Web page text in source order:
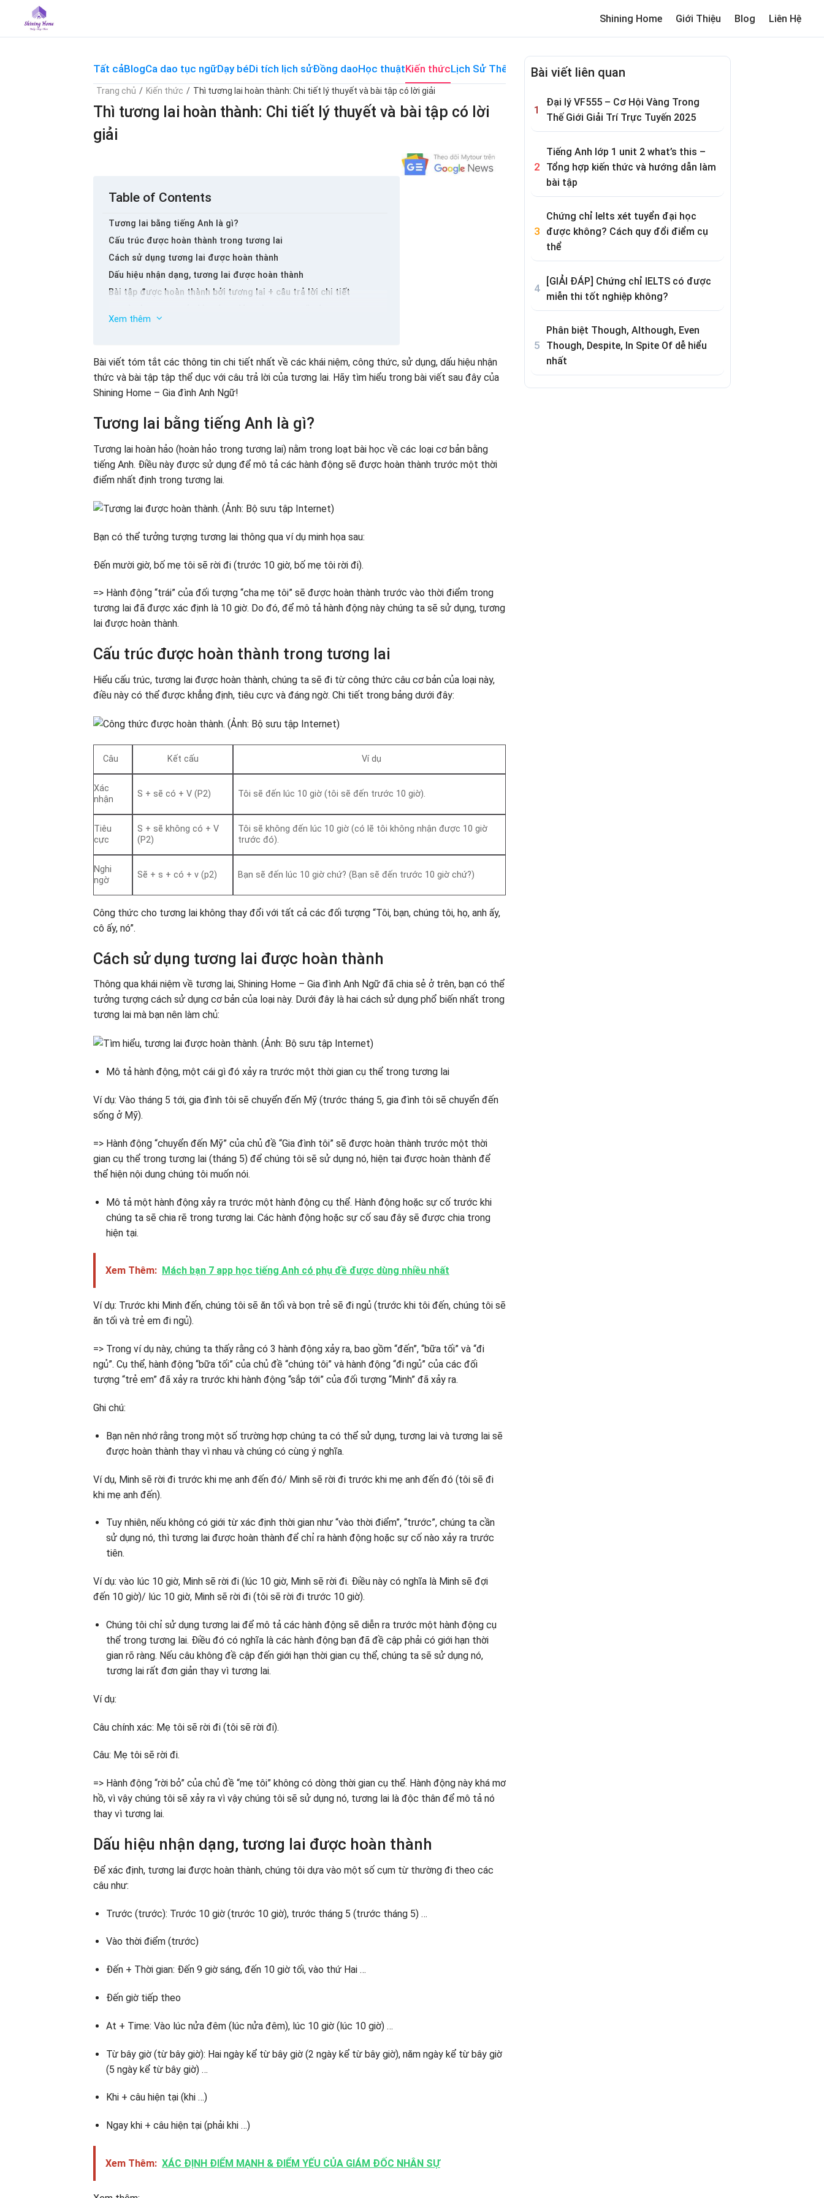
content
Shining Home Giới Thiệu Blog Liên Hệ
Tất cảBlogCa dao tục ngữDạy béDi tích lịch sửĐồng daoHọc thuậtKiến thứcLịch Sử Thế Giới MemeReview trường cho bé
Trang chủ / Kiến thức / Thì tương lai hoàn thành: Chi tiết lý thuyết và bài tập có lời giải
Thì tương lai hoàn thành: Chi tiết lý thuyết và bài tập có lời
giải
Table of Contents
Tương lai bằng tiếng Anh là gì?
Cấu trúc được hoàn thành trong tương lai
Cách sử dụng tương lai được hoàn thành
Dấu hiệu nhận dạng, tương lai được hoàn thành
Bài tập được hoàn thành bởi tương lai + câu trả lời chi tiết
Bài tập 2: Chọn câu trả lời đúng để hoàn thành câu
Xem thêm
Bài viết tóm tắt các thông tin chi tiết nhất về các khái niệm, công thức, sử dụng, dấu hiệu nhận
thức và bài tập tập thể dục với câu trả lời của tương lai. Hãy tìm hiểu trong bài viết sau đây của
Shining Home – Gia đình Anh Ngữ!
Tương lai bằng tiếng Anh là gì?
Tương lai hoàn hảo (hoàn hảo trong tương lai) nằm trong loạt bài học về các loại cơ bản bằng
tiếng Anh. Điều này được sử dụng để mô tả các hành động sẽ được hoàn thành trước một thời
điểm nhất định trong tương lai.
Bạn có thể tưởng tượng tương lai thông qua ví dụ minh họa sau:
Đến mười giờ, bố mẹ tôi sẽ rời đi (trước 10 giờ, bố mẹ tôi rời đi).
=> Hành động “trái” của đối tượng “cha mẹ tôi” sẽ được hoàn thành trước vào thời điểm trong
tương lai đã được xác định là 10 giờ. Do đó, để mô tả hành động này chúng ta sẽ sử dụng, tương
lai được hoàn thành.
Cấu trúc được hoàn thành trong tương lai
Hiểu cấu trúc, tương lai được hoàn thành, chúng ta sẽ đi từ công thức câu cơ bản của loại này,
điều này có thể được khẳng định, tiêu cực và đáng ngờ. Chi tiết trong bảng dưới đây:
Câu Kết cấu Ví dụ
Xác
nhận
S + sẽ có + V (P2) Tôi sẽ đến lúc 10 giờ (tôi sẽ đến trước 10 giờ).
Tiêu
cực
S + sẽ không có + V
(P2)
Tôi sẽ không đến lúc 10 giờ (có lẽ tôi không nhận được 10 giờ
trước đó).
Nghi
ngờ
Sẽ + s + có + v (p2) Bạn sẽ đến lúc 10 giờ chứ? (Bạn sẽ đến trước 10 giờ chứ?)
Công thức cho tương lai không thay đổi với tất cả các đối tượng “Tôi, bạn, chúng tôi, họ, anh ấy,
cô ấy, nó”.
Cách sử dụng tương lai được hoàn thành
Thông qua khái niệm về tương lai, Shining Home – Gia đình Anh Ngữ đã chia sẻ ở trên, bạn có thể
tưởng tượng cách sử dụng cơ bản của loại này. Dưới đây là hai cách sử dụng phổ biến nhất trong
tương lai mà bạn nên làm chủ:
Mô tả hành động, một cái gì đó xảy ra trước một thời gian cụ thể trong tương lai
Ví dụ: Vào tháng 5 tới, gia đình tôi sẽ chuyển đến Mỹ (trước tháng 5, gia đình tôi sẽ chuyển đến
sống ở Mỹ).
=> Hành động “chuyển đến Mỹ” của chủ đề “Gia đình tôi” sẽ được hoàn thành trước một thời
gian cụ thể trong tương lai (tháng 5) để chúng tôi sẽ sử dụng nó, hiện tại được hoàn thành để
thể hiện nội dung chúng tôi muốn nói.
Mô tả một hành động xảy ra trước một hành động cụ thể. Hành động hoặc sự cố trước khi
chúng ta sẽ chia rẽ trong tương lai. Các hành động hoặc sự cố sau đây sẽ được chia trong
hiện tại.
Xem Thêm: Mách bạn 7 app học tiếng Anh có phụ đề được dùng nhiều nhất
Ví dụ: Trước khi Minh đến, chúng tôi sẽ ăn tối và bọn trẻ sẽ đi ngủ (trước khi tôi đến, chúng tôi sẽ
ăn tối và trẻ em đi ngủ).
=> Trong ví dụ này, chúng ta thấy rằng có 3 hành động xảy ra, bao gồm “đến”, “bữa tối” và “đi
ngủ”. Cụ thể, hành động “bữa tối” của chủ đề “chúng tôi” và hành động “đi ngủ” của các đối
tượng “trẻ em” đã xảy ra trước khi hành động “sắp tới” của đối tượng “Minh” đã xảy ra.
Ghi chú:
Bạn nên nhớ rằng trong một số trường hợp chúng ta có thể sử dụng, tương lai và tương lai sẽ
được hoàn thành thay vì nhau và chúng có cùng ý nghĩa.
Ví dụ, Minh sẽ rời đi trước khi mẹ anh đến đó/ Minh sẽ rời đi trước khi mẹ anh đến đó (tôi sẽ đi
khi mẹ anh đến).
Tuy nhiên, nếu không có giới từ xác định thời gian như “vào thời điểm”, “trước”, chúng ta cần
sử dụng nó, thì tương lai được hoàn thành để chỉ ra hành động hoặc sự cố nào xảy ra trước
tiên.
Ví dụ: vào lúc 10 giờ, Minh sẽ rời đi (lúc 10 giờ, Minh sẽ rời đi. Điều này có nghĩa là Minh sẽ đợi
đến 10 giờ)/ lúc 10 giờ, Minh sẽ rời đi (tôi sẽ rời đi trước 10 giờ).
Chúng tôi chỉ sử dụng tương lai để mô tả các hành động sẽ diễn ra trước một hành động cụ
thể trong tương lai. Điều đó có nghĩa là các hành động bạn đã đề cập phải có giới hạn thời
gian rõ ràng. Nếu câu không đề cập đến giới hạn thời gian cụ thể, chúng ta sẽ sử dụng nó,
tương lai rất đơn giản thay vì tương lai.
Ví dụ:
Câu chính xác: Mẹ tôi sẽ rời đi (tôi sẽ rời đi).
Câu: Mẹ tôi sẽ rời đi.
=> Hành động “rời bỏ” của chủ đề “mẹ tôi” không có dòng thời gian cụ thể. Hành động này khá mơ
hồ, vì vậy chúng tôi sẽ xảy ra vì vậy chúng tôi sẽ sử dụng nó, tương lai là độc thân để mô tả nó
thay vì tương lai.
Dấu hiệu nhận dạng, tương lai được hoàn thành
Để xác định, tương lai được hoàn thành, chúng tôi dựa vào một số cụm từ thường đi theo các
câu như:
Trước (trước): Trước 10 giờ (trước 10 giờ), trước tháng 5 (trước tháng 5) …
Vào thời điểm (trước)
Đến + Thời gian: Đến 9 giờ sáng, đến 10 giờ tối, vào thứ Hai …
Đến giờ tiếp theo
At + Time: Vào lúc nửa đêm (lúc nửa đêm), lúc 10 giờ (lúc 10 giờ) …
Từ bây giờ (từ bây giờ): Hai ngày kể từ bây giờ (2 ngày kể từ bây giờ), năm ngày kể từ bây giờ
(5 ngày kể từ bây giờ) …
Khi + câu hiện tại (khi …)
Ngay khi + câu hiện tại (phải khi …)
Xem Thêm: XÁC ĐỊNH ĐIỂM MẠNH & ĐIỂM YẾU CỦA GIÁM ĐỐC NHÂN SỰ
Bài viết liên quan
Đại lý VF555 – Cơ Hội Vàng Trong
Thế Giới Giải Trí Trực Tuyến 2025
Tiếng Anh lớp 1 unit 2 what’s this –
Tổng hợp kiến thức và hướng dẫn làm
bài tập
Chứng chỉ Ielts xét tuyển đại học
được không? Cách quy đổi điểm cụ
thể
[GIẢI ĐÁP] Chứng chỉ IELTS có được
miễn thi tốt nghiệp không?
Phân biệt Though, Although, Even
Though, Despite, In Spite Of dễ hiểu
nhất